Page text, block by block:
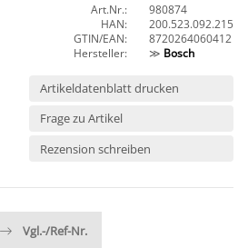
Art.Nr.:
980874
HAN:
200.523.092.215
GTIN/EAN:
8720264060412
Hersteller:
≫ Bosch
Artikeldatenblatt drucken
Frage zu Artikel
Rezension schreiben
Vgl.-/Ref-Nr.